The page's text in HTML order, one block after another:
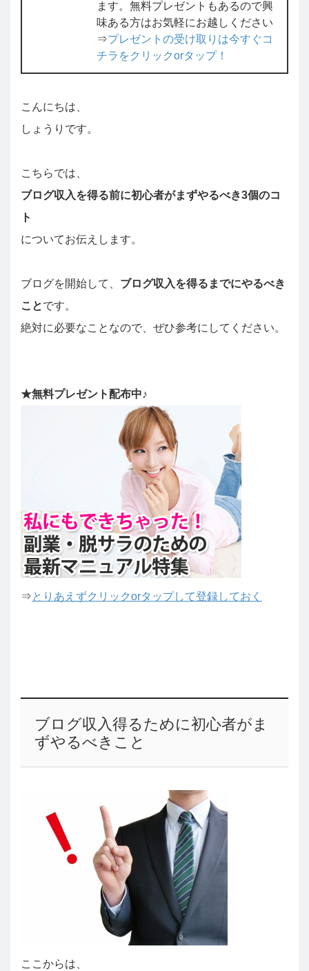
ます。無料プレゼントもあるので興
味ある方はお気軽にお越しください
⇒プレゼントの受け取りは今すぐコ
チラをクリックorタップ！
こんにちは、
しょうりです。
こちらでは、
ブログ収入を得る前に初心者がまずやるべき3個のコ
ト
についてお伝えします。
ブログを開始して、 ブログ収入を得るまでにやるべき
ことです。
絶対に必要なことなので、ぜひ参考にしてください。
★無料プレゼント配布中♪
⇒とりあえずクリックorタップして登録しておく
ブログ収入得るために初心者がま
ずやるべきこと
ここからは、